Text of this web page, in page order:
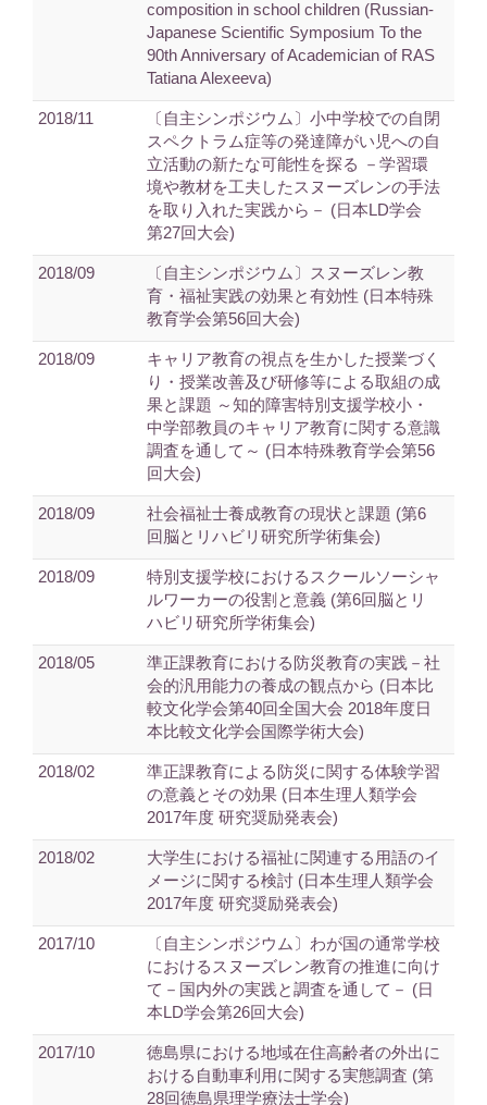
composition in school children (Russian-
Japanese Scientific Symposium To the
90th Anniversary of Academician of RAS
Tatiana Alexeeva)
2018/11
〔自主シンポジウム〕小中学校での自閉
スペクトラム症等の発達障がい児への自
立活動の新たな可能性を探る －学習環
境や教材を工夫したスヌーズレンの手法
を取り入れた実践から－ (日本LD学会
第27回大会)
2018/09
〔自主シンポジウム〕スヌーズレン教
育・福祉実践の効果と有効性 (日本特殊
教育学会第56回大会)
2018/09
キャリア教育の視点を生かした授業づく
り・授業改善及び研修等による取組の成
果と課題 ～知的障害特別支援学校小・
中学部教員のキャリア教育に関する意識
調査を通して～ (日本特殊教育学会第56
回大会)
2018/09
社会福祉士養成教育の現状と課題 (第6
回脳とリハビリ研究所学術集会)
2018/09
特別支援学校におけるスクールソーシャ
ルワーカーの役割と意義 (第6回脳とリ
ハビリ研究所学術集会)
2018/05
準正課教育における防災教育の実践－社
会的汎用能力の養成の観点から (日本比
較文化学会第40回全国大会 2018年度日
本比較文化学会国際学術大会)
2018/02
準正課教育による防災に関する体験学習
の意義とその効果 (日本生理人類学会
2017年度 研究奨励発表会)
2018/02
大学生における福祉に関連する用語のイ
メージに関する検討 (日本生理人類学会
2017年度 研究奨励発表会)
2017/10
〔自主シンポジウム〕わが国の通常学校
におけるスヌーズレン教育の推進に向け
て－国内外の実践と調査を通して－ (日
本LD学会第26回大会)
2017/10
徳島県における地域在住高齢者の外出に
おける自動車利用に関する実態調査 (第
28回徳島県理学療法士学会)